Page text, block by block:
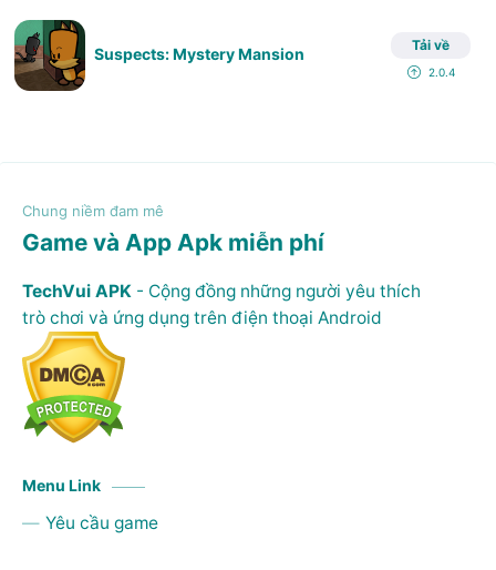
Suspects: Mystery Mansion Tải về
2.0.4
Game và App Apk miễn phí
TechVui APK - Cộng đồng những người yêu thích
trò chơi và ứng dụng trên điện thoại Android
Menu Link
Yêu cầu game